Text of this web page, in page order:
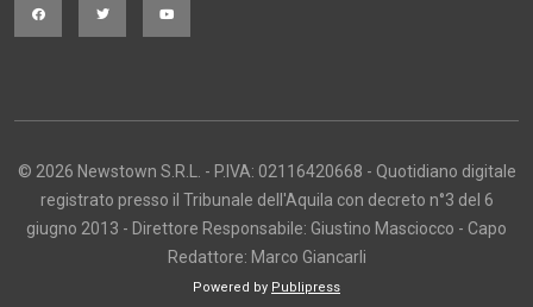
© 2026 Newstown S.R.L. - P.IVA: 02116420668 - Quotidiano digitale
registrato presso il Tribunale dell'Aquila con decreto n°3 del 6
giugno 2013 - Direttore Responsabile: Giustino Masciocco - Capo
Redattore: Marco Giancarli
Powered by Publipress